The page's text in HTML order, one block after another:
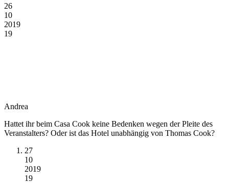
26
10
2019
19
Andrea
Hattet ihr beim Casa Cook keine Bedenken wegen der Pleite des
Veranstalters? Oder ist das Hotel unabhängig von Thomas Cook?
27
10
2019
19